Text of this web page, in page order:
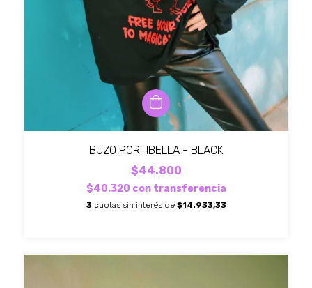
BUZO PORTIBELLA - BLACK
$44.800
$40.320 con transferencia
3 cuotas sin interés de $14.933,33